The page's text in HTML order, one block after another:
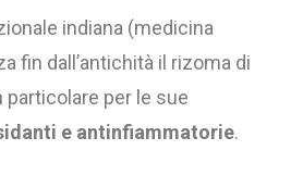
indiana (medicina
fin dall’antichità il rizoma di
particolare per le sue
e antinfiammatorie.